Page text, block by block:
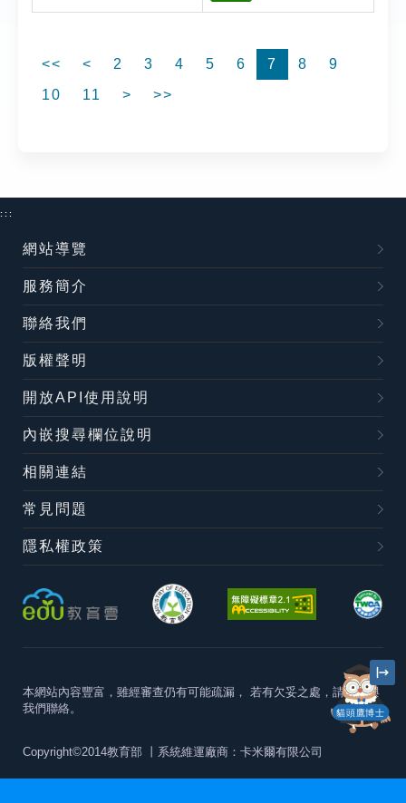
<< < 2 3 4 5 6 7 8
9
10
11 > >>
貓頭鷹博士
:::
網站導覽
服務簡介
聯絡我們
版權聲明
開放API使用說明
內嵌搜尋欄位說明
相關連結
常見問題
隱私權政策
本網站內容豐富，雖經審查仍有可能疏漏， 若有欠妥之處，請隨時與
我們聯絡。
Copyright©2014教育部 丨系統維運廠商：卡米爾有限公司